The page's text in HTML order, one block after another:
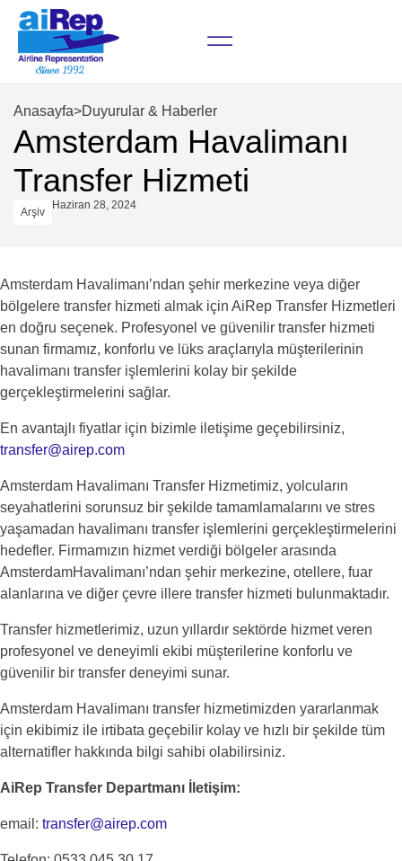
Anasayfa>Duyurular & Haberler
Amsterdam Havalimanı
Transfer Hizmeti
Arşiv
Haziran 28, 2024
Amsterdam Havalimanı’ndan şehir merkezine veya diğer
bölgelere transfer hizmeti almak için AiRep Transfer Hizmetleri
en doğru seçenek. Profesyonel ve güvenilir transfer hizmeti
sunan firmamız, konforlu ve lüks araçlarıyla müşterilerinin
havalimanı transfer işlemlerini kolay bir şekilde
gerçekleştirmelerini sağlar.
En avantajlı fiyatlar için bizimle iletişime geçebilirsiniz,
transfer@airep.com
Amsterdam Havalimanı Transfer Hizmetimiz, yolcuların
seyahatlerini sorunsuz bir şekilde tamamlamalarını ve stres
yaşamadan havalimanı transfer işlemlerini gerçekleştirmelerini
hedefler. Firmamızın hizmet verdiği bölgeler arasında
AmsterdamHavalimanı’ndan şehir merkezine, otellere, fuar
alanlarına ve diğer çevre illere transfer hizmeti bulunmaktadır.
Transfer hizmetlerimiz, uzun yıllardır sektörde hizmet veren
profesyonel ve deneyimli ekibi müşterilerine konforlu ve
güvenilir bir transfer deneyimi sunar.
Amsterdam Havalimanı transfer hizmetimizden yararlanmak
için ekibimiz ile irtibata geçebilir kolay ve hızlı bir şekilde tüm
alternatifler hakkında bilgi sahibi olabilirsiniz.
AiRep Transfer Departmanı İletişim:
email: transfer@airep.com